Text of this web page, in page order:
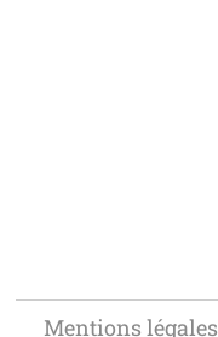
Mentions légales